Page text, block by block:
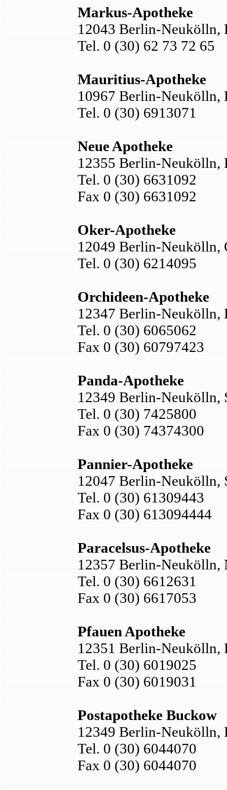
Markus-Apotheke
12043 Berlin-Neukölln,
Tel. 0 (30) 62 73 72 65
Mauritius-Apotheke
10967 Berlin-Neukölln,
Tel. 0 (30) 6913071
Neue Apotheke
12355 Berlin-Neukölln,
Tel. 0 (30) 6631092
Fax 0 (30) 6631092
Oker-Apotheke
12049 Berlin-Neukölln,
Tel. 0 (30) 6214095
Orchideen-Apotheke
12347 Berlin-Neukölln,
Tel. 0 (30) 6065062
Fax 0 (30) 60797423
Panda-Apotheke
12349 Berlin-Neukölln,
Tel. 0 (30) 7425800
Fax 0 (30) 74374300
Pannier-Apotheke
12047 Berlin-Neukölln,
Tel. 0 (30) 61309443
Fax 0 (30) 613094444
Paracelsus-Apotheke
12357 Berlin-Neukölln,
Tel. 0 (30) 6612631
Fax 0 (30) 6617053
Pfauen Apotheke
12351 Berlin-Neukölln,
Tel. 0 (30) 6019025
Fax 0 (30) 6019031
Postapotheke Buckow
12349 Berlin-Neukölln,
Tel. 0 (30) 6044070
Fax 0 (30) 6044070